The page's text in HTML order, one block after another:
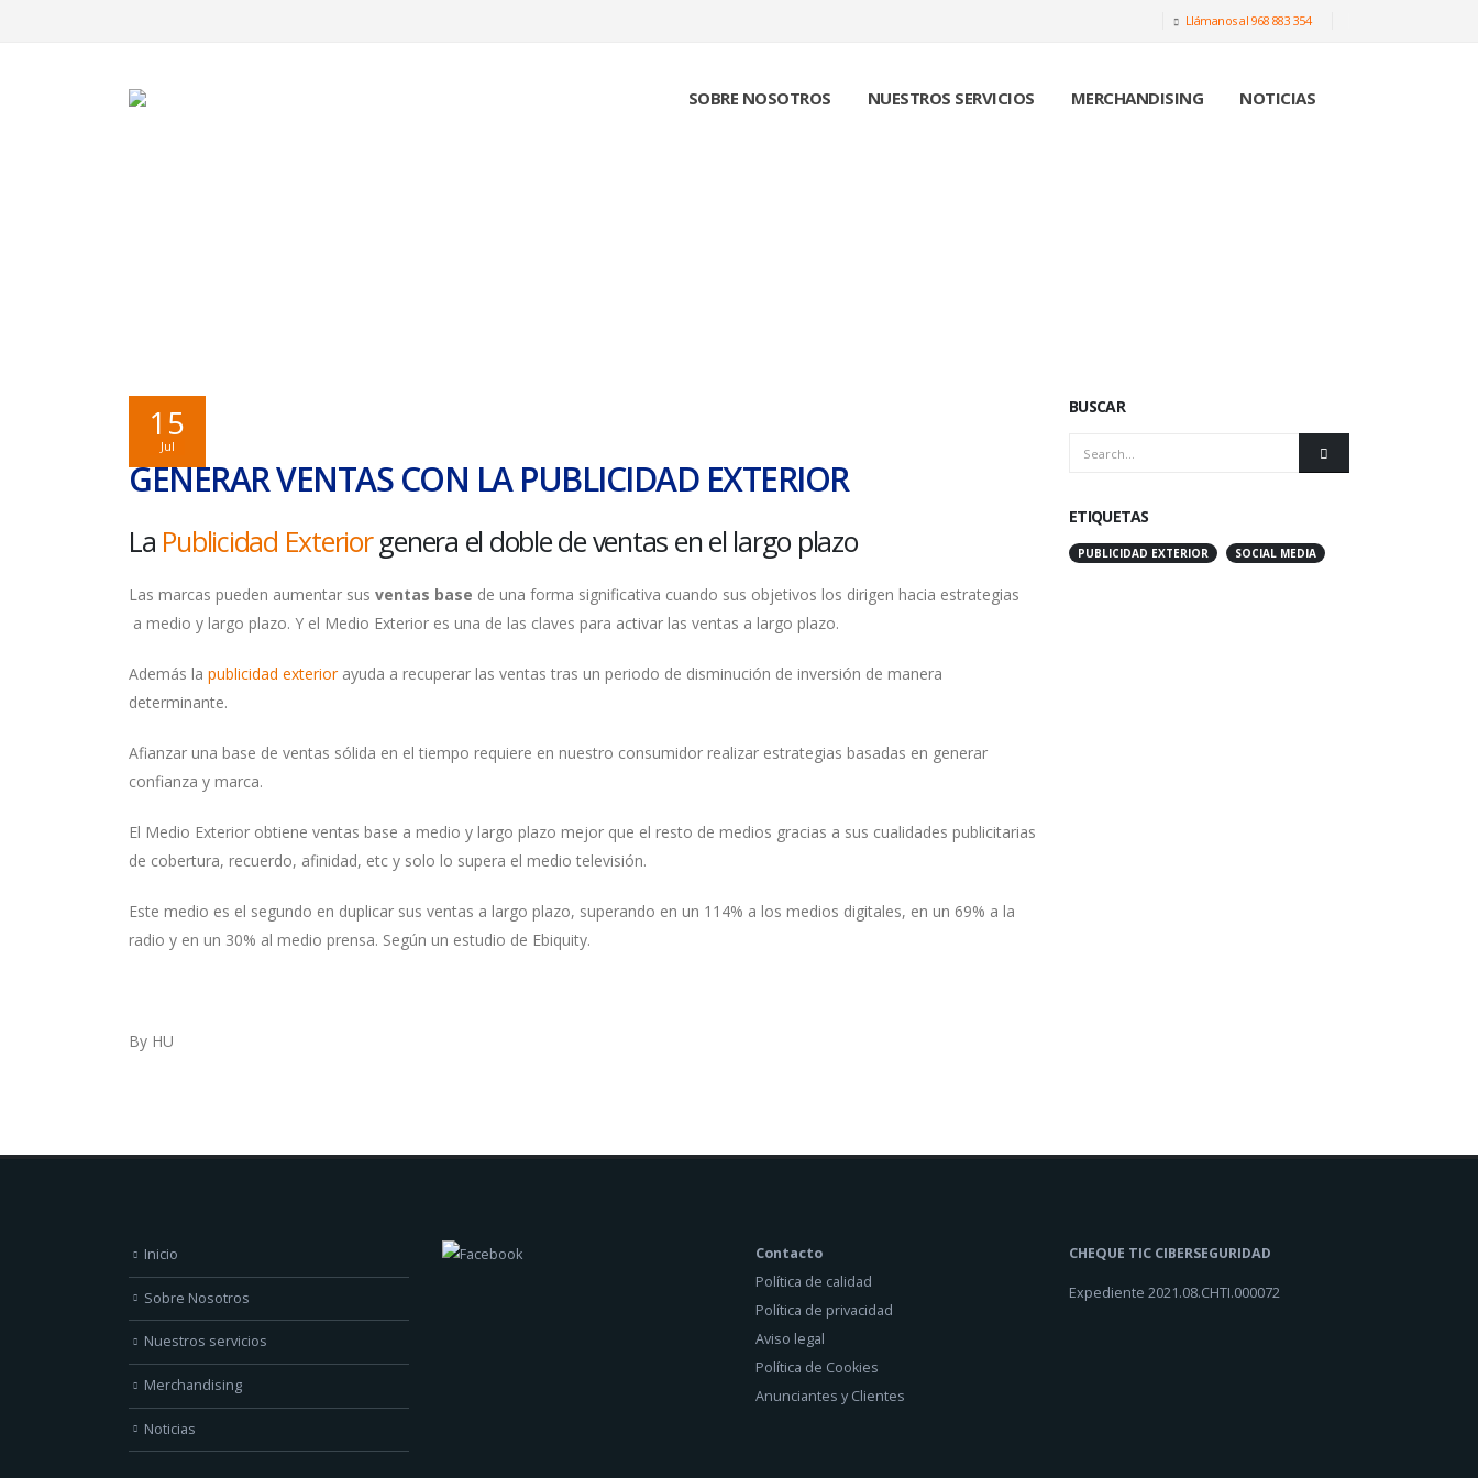
Llámanos al 968 883 354
SOBRE NOSOTROS NUESTROS SERVICIOS MERCHANDISING NOTICIAS
15
Jul
GENERAR VENTAS CON LA PUBLICIDAD EXTERIOR
La Publicidad Exteriorgenera el doble de ventas en el largo plazo
Las marcas pueden aumentar sus ventas base de una forma significativa cuando sus objetivos los dirigen hacia estrategias
a medio y largo plazo. Y el Medio Exterior es una de las claves para activar las ventas a largo plazo.
Además la publicidad exteriorayuda a recuperar las ventas tras un periodo de disminución de inversión de manera
determinante.
Afianzar una base de ventas sólida en el tiempo requiere en nuestro consumidor realizar estrategias basadas en generar
confianza y marca.
El Medio Exterior obtiene ventas base a medio y largo plazo mejor que el resto de medios gracias a sus cualidades publicitarias
de cobertura, recuerdo, afinidad, etc y solo lo supera el medio televisión.
Este medio es el segundo en duplicar sus ventas a largo plazo, superando en un 114% a los medios digitales, en un 69% a la
radio y en un 30% al medio prensa. Según un estudio de Ebiquity.
By HU
BUSCAR
ETIQUETAS
PUBLICIDAD EXTERIOR SOCIAL MEDIA
Inicio
Sobre Nosotros
Nuestros servicios
Merchandising
Noticias
Contacto
Política de calidad
Política de privacidad
Aviso legal
Política de Cookies
Anunciantes y Clientes
CHEQUE TIC CIBERSEGURIDAD
Expediente 2021.08.CHTI.000072